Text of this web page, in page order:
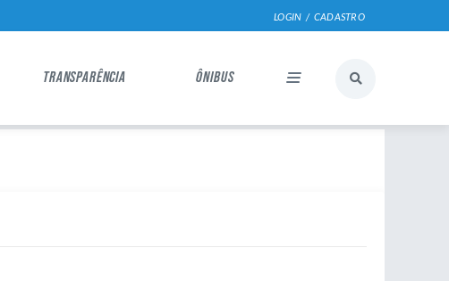
LOGIN / CADASTRO
TRANSPARÊNCIA ÔNIBUS